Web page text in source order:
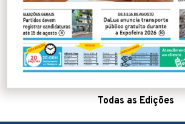
Todas as Edições